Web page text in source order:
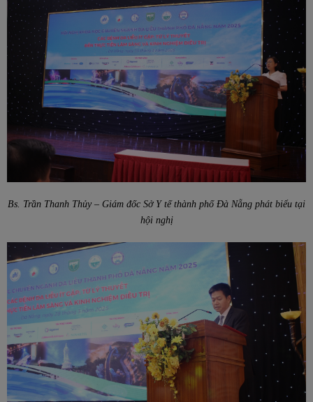
Bs. Trần Thanh Thủy – Giám đốc Sở Y tế thành phố Đà Nẵng phát biểu tại
hội nghị